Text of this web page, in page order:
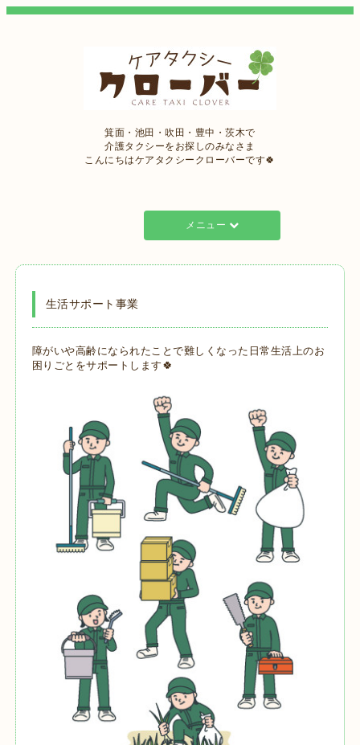
箕面・池田・吹田・豊中・茨木で
介護タクシーをお探しのみなさま
こんにちはケアタクシークローバーです🍀
メニュー
生活サポート事業
障がいや高齢になられたことで難しくなった日常生活上のお
困りごとをサポートします🍀